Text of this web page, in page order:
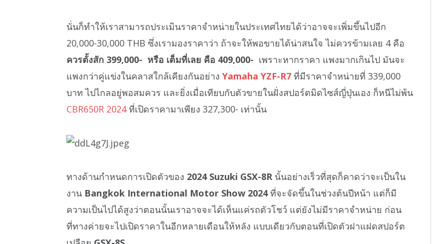
นั่นก็ทำให้เราสามารถประเมินราคาจำหน่ายในประเทศไทยได้ว่าอาจจะเพิ่มขึ้นไปอีก
20,000-30,000 THB ซึ่งเรามองราคาว่า ถ้าจะให้พอขายได้น่าสนใจ ไม่ควรข้ามเลย 4 คือ
ควรตั้งสัก 399,000- หรือ เต็มที่เลย คือ 409,000- เพราะหากราคา แพงมากเกินไป มันจะ
แพงกว่าคู่แข่งในคลาสใกล้เคียงกันอย่าง Yamaha YZF-R7 ที่มีราคาจำหน่ายที่ 339,000
บาท ไปไกลอยู่พอสมควร และยิ่งเมื่อเทียบกับตัวขายในฝั่งสปอร์ตมิดไซส์ญี่ปุ่นเอง ก็หนีไม่พ้น
CBR650R 2024ที่เปิดราคามาเพียง 327,300- เท่านั้น
ทางด้านกำหนดการเปิดตัวของ 2024 Suzuki GSX-8R นั้นอย่างเร็วที่สุดก็คาดว่าจะเป็นใน
งาน Bangkok International Motor Show 2024ที่จะจัดขึ้นในช่วงต้นปีหน้า แต่ก็มี
ความเป็นไปได้สูงว่าตอนนั้นเราอาจจะได้เห็นแค่รถตัวโชว์ แต่ยังไม่มีราคาจำหน่าย ก่อน
ที่ทางค่ายจะไปเปิดราคาในอีกหลายเดือนให้หลัง แบบเดียวกับตอนที่เปิดตัวฝาแฝดสปอร์ต